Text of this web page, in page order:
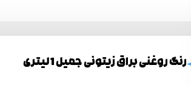
رنگ الکیدی آکرولیک پایه آب
رنگ روغنی براق زیتونی جمیل 1 لیتری